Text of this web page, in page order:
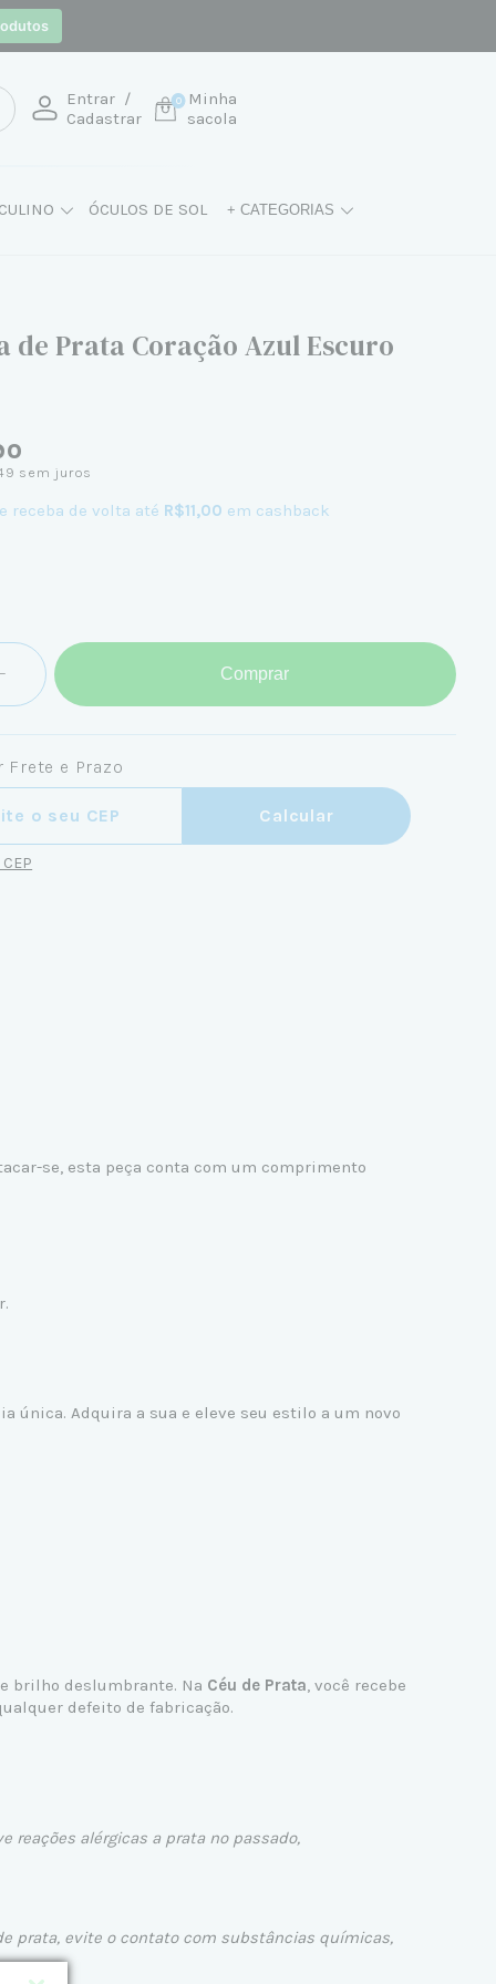
Entrar /
Cadastrar
Minha
sacola
0
ÓCULOS DE SOL + CATEGORIAS
de Prata Coração Azul Escuro
sem juros
receba de volta até R$11,00 em cashback
Comprar
e Prazo
o CEP:
Calcular
se, esta peça conta com um comprimento
única. Adquira a sua e eleve seu estilo a um novo
brilho deslumbrante. Na Céu de Prata, você recebe
defeito de fabricação.
reações alérgicas a prata no passado,
prata, evite o contato com substâncias químicas,